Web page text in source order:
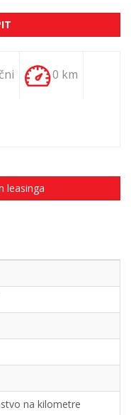
0 km
leasinga
na kilometre